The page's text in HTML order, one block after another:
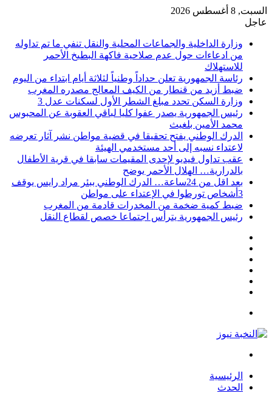
السبت, 8 أغسطس 2026
عاجل
وزارة الداخلية والجماعات المحلية والنقل تنفي ما تم تداوله
من ادعاءات حول عدم صلاحية فاكهة البطيخ الأحمر
للاستهلاك
رئاسة الجمهورية تعلن حداداً وطنياً لثلاثة أيام ابتداء من اليوم
ضبط أزيد من قنطار من الكيف المعالج مصدره المغرب
وزارة السكن تحدد مبلغ الشطر الأول لسكنات عدل 3
رئيس الجمهورية يصدر عفوا كليا لباقي العقوبة عن المحبوس
محمد الأمين بلغيث
الدرك الوطني يفتح تحقيقا في قضية مواطن نشر آثار تعرضه
لاعتداء نسبه إلى أحد مستخدمي الهيئة
عقب تداول فيديو لإحدى المقيمات سابقا في قرية الأطفال
بالدرارية… الهلال الأحمر يوضح
بعد اقل من 24ساعة… الدرك الوطني ببئر مراد رايس يوقف
3أشخاص تورطوا في الإعتداء على مواطن
ضبط كمية ضخمة من المخدرات قادمة من المغرب
رئيس الجمهورية يترأس اجتماعا خصص لقطاع النقل
الرئيسية
الحدث